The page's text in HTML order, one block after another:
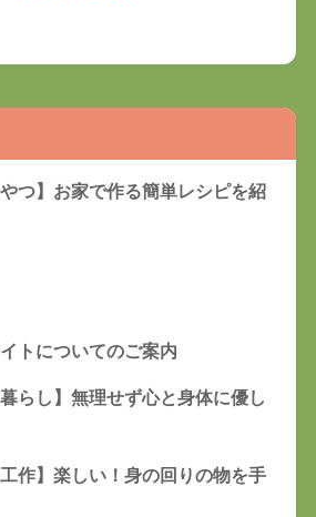
つ】お家で作る簡単レシピを紹
トについてのご案内
らし】無理せず心と身体に優し
作】楽しい！身の回りの物を手